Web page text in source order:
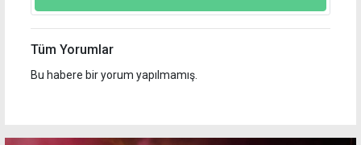
Tüm Yorumlar
Bu habere bir yorum yapılmamış.